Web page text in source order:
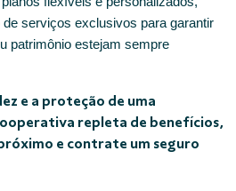
serviços exclusivos para garantir
patrimônio estejam sempre
e a proteção de uma
repleta de benefícios,
e contrate um seguro